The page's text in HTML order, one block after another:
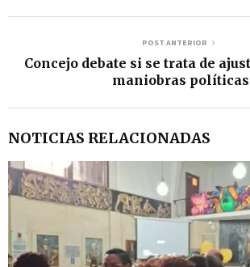
POST ANTERIOR
Concejo debate si se trata de
maniobras políticas
NOTICIAS RELACIONADAS